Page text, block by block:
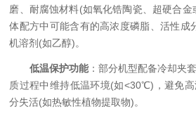
磨、耐腐蚀材料(如氧化锆陶瓷、超硬合
体配方中可能含有的高浓度磷脂、活性成
机溶剂(如乙醇)。
​低温保护功能​：部分机型配备冷却夹
质过程中维持低温环境(如<30℃)，避免
分失活(如热敏性植物提取物)。